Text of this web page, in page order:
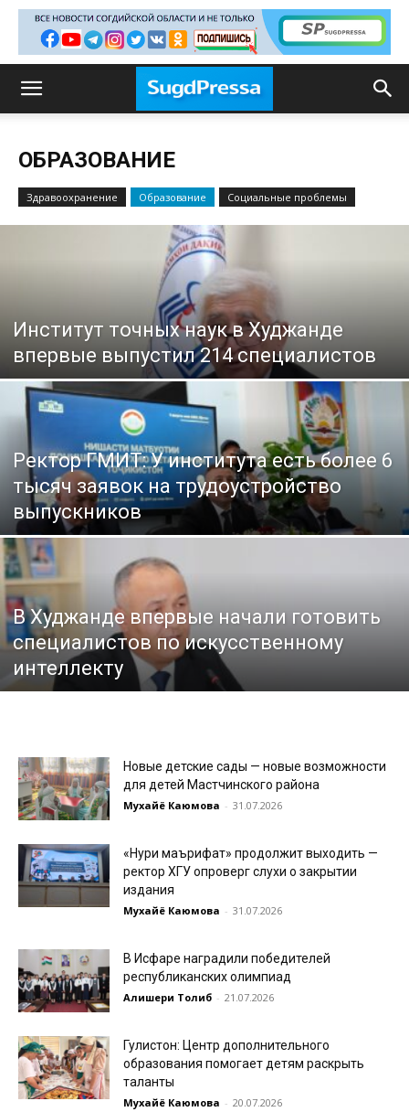
ОБРАЗОВАНИЕ
Здравоохранение Образование Социальные проблемы
Институт точных наук в Худжанде
впервые выпустил 214 специалистов
Ректор ГМИТ: У института есть более 6
тысяч заявок на трудоустройство
выпускников
В Худжанде впервые начали готовить
специалистов по искусственному
интеллекту
Новые детские сады — новые возможности
для детей Мастчинского района
Мухайё Каюмова - 31.07.2026
«Нури маърифат» продолжит выходить —
ректор ХГУ опроверг слухи о закрытии
издания
Мухайё Каюмова - 31.07.2026
В Исфаре наградили победителей
республиканских олимпиад
Алишери Толиб - 21.07.2026
Гулистон: Центр дополнительного
образования помогает детям раскрыть
таланты
Мухайё Каюмова - 20.07.2026